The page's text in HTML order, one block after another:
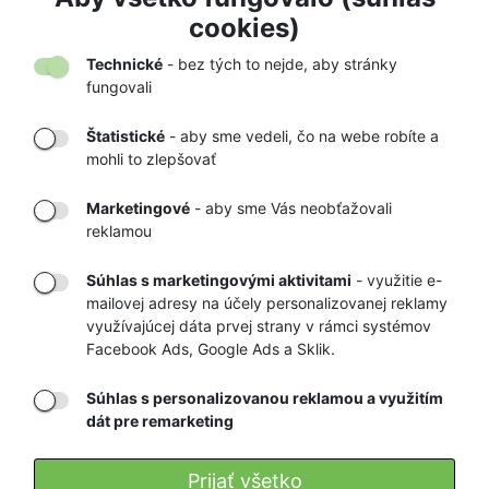
cookies)
Technické - bez tých to nejde, aby stránky
fungovali
Štatistické - aby sme vedeli, čo na webe robíte a
mohli to zlepšovať
Marketingové - aby sme Vás neobťažovali
reklamou
Súhlas s marketingovými aktivitami - využitie e-
mailovej adresy na účely personalizovanej reklamy
využívajúcej dáta prvej strany v rámci systémov
Facebook Ads, Google Ads a Sklik.
Súhlas s personalizovanou reklamou a využitím
dát pre remarketing
Prijať všetko
DORUČENIE
TOVARU AŽ K
VÁM DOMOV
OBCHOD
RÝCHLE
DORUČENIE
GARANCIA
VRÁTENIA PEŇAZÍ